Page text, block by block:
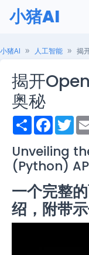
小猪AI
小猪AI 人工智能 揭
揭开
奥秘
S
h
r
e
F
a
e
b
o
k
T
w
t
t
e
Unveiling
(Python)
一个完整
绍，附带